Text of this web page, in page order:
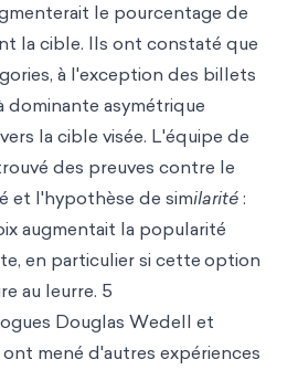
le pourcentage de
la cible. Ils ont constaté que
à l'exception des billets
dominante asymétrique
la cible visée. L'équipe de
des preuves contre le
et l'hypothèse de similarité:
augmentait la popularité
en particulier si cetteoption
au leurre. 5
Douglas Wedell et
mené d'autres expériences